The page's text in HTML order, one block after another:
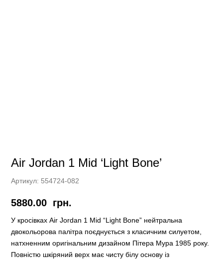
Air Jordan 1 Mid ‘Light Bone’
Артикул: 554724-082
5880.00 грн.
У кросівках Air Jordan 1 Mid “Light Bone” нейтральна
двокольорова палітра поєднується з класичним силуетом,
натхненним оригінальним дизайном Пітера Мура 1985 року.
Повністю шкіряний верх має чисту білу основу із